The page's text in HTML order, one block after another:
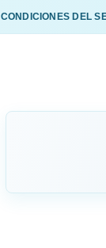
CONDICIONES DEL